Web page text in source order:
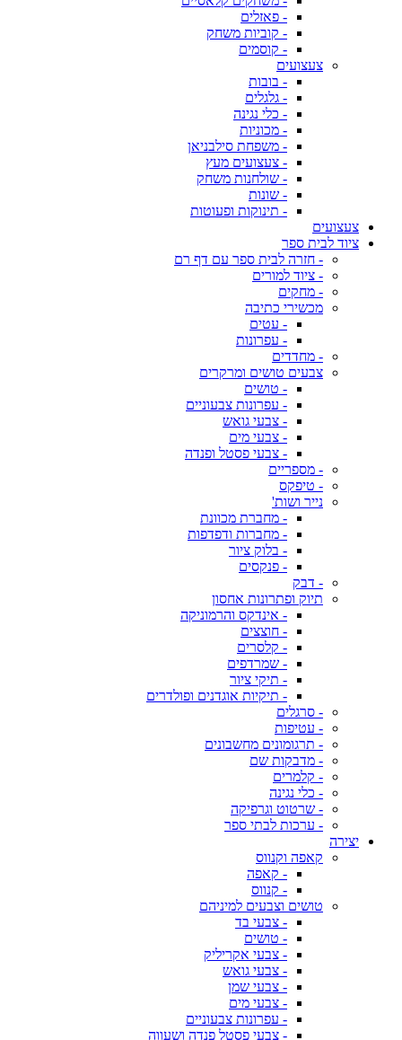
- פאזלים
- קוביות משחק
- קוסמים
צעצועים
- בובות
- גלגלים
- כלי נגינה
- מכוניות
- משפחת סילבניאן
- צעצועים מעץ
- שולחנות משחק
- שונות
- תינוקות ופעוטות
צעצועים
ציוד לבית ספר
- חזרה לבית ספר עם דף רם
- ציוד למורים
- מחקים
מכשירי כתיבה
- עטים
- עפרונות
- מחדדים
צבעים טושים ומרקרים
- טושים
- עפרונות צבעוניים
- צבעי גואש
- צבעי מים
- צבעי פסטל ופנדה
- מספריים
- טיפקס
נייר ושות'
- מחברת מכוונת
- מחברות ודפדפות
- בלוק ציור
- פנקסים
- דבק
תיוק ופתרונות אחסון
- אינדקס והרמוניקה
- חוצצים
- קלסרים
- שמרדפים
- תיקי ציור
- תיקיות אוגדנים ופולדרים
- סרגלים
- עטיפות
- תרגומונים מחשבונים
- מדבקות שם
- קלמרים
- כלי נגינה
- שרטוט וגרפיקה
- ערכות לבתי ספר
יצירה
קאפה וקנווס
- קאפה
- קנווס
טושים וצבעים למיניהם
- צבעי בד
- טושים
- צבעי אקריליק
- צבעי גואש
- צבעי שמן
- צבעי מים
- עפרונות צבעוניים
- צבעי פסטל פנדה ושעווה